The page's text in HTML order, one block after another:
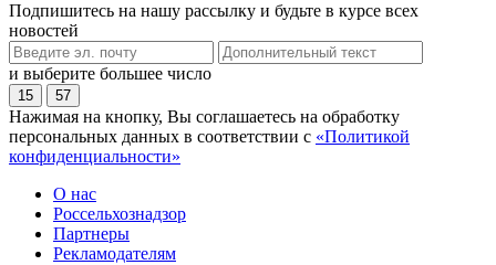
Подпишитесь на нашу рассылку и будьте в курсе всех
новостей
и выберите большее число
15 57
Нажимая на кнопку, Вы соглашаетесь на обработку
персональных данных в соответствии с «Политикой
конфиденциальности»
О нас
Россельхознадзор
Партнеры
Рекламодателям